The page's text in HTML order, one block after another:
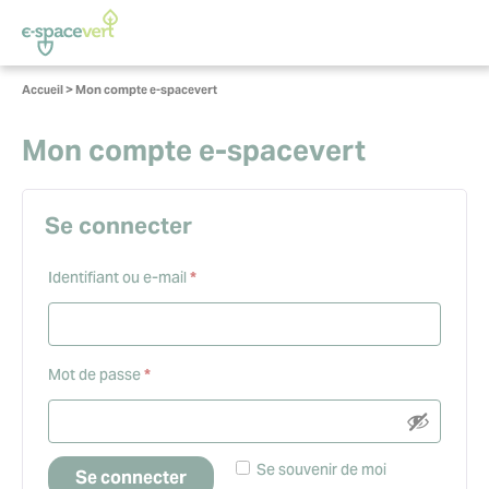
Panneau de gestion des cookies
Vous
Accueil>Mon compte e-spacevert
Mon compte e-spacevert
Se connecter
Identifiant ou e-mail *Obligatoire
Mot de passe*Obligatoire
Se souvenir de moi
Se connecter